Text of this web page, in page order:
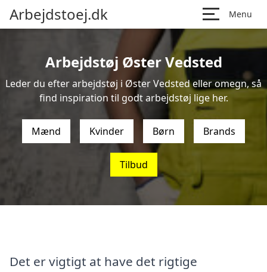
Arbejdstoej.dk Menu
Arbejdstøj Øster Vedsted
Leder du efter arbejdstøj i Øster Vedsted eller omegn, så
find inspiration til godt arbejdstøj lige her.
Mænd Kvinder Børn Brands
Tilbud
Det er vigtigt at have det rigtige